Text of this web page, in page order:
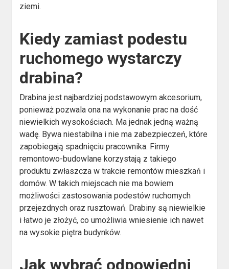
ziemi.
Kiedy zamiast podestu
ruchomego wystarczy
drabina?
Drabina jest najbardziej podstawowym akcesorium,
ponieważ pozwala ona na wykonanie prac na dość
niewielkich wysokościach. Ma jednak jedną ważną
wadę. Bywa niestabilna i nie ma zabezpieczeń, które
zapobiegają spadnięciu pracownika. Firmy
remontowo-budowlane korzystają z takiego
produktu zwłaszcza w trakcie remontów mieszkań i
domów. W takich miejscach nie ma bowiem
możliwości zastosowania podestów ruchomych
przejezdnych oraz rusztowań. Drabiny są niewielkie
i łatwo je złożyć, co umożliwia wniesienie ich nawet
na wysokie piętra budynków.
Jak wybrać odpowiedni